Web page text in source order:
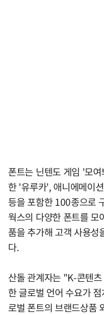
폰트는 닌텐도 게임 '모
한 '유루카', 애니에메이
등을 포함한 100종으로
웍스의 다양한 폰트를 모
품을 추가해 고객 사용성
다.
산돌 관계자는 "K-콘텐
한 글로벌 언어 수요가
로벌 폰트의 브랜드상품